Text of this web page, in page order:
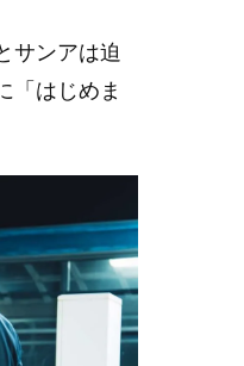
サンアは迫
「はじめま